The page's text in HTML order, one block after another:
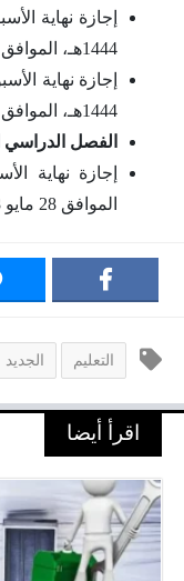
إجازة نهاية
1444هـ، الموافق 18 ديسمبر 2022م .
1444هـ، الموافق 15 يناير 2023م .
الفصل الدراسي
الموافق 28 مايو 2023م .
التعليم الجديد
اقرأ أيضا